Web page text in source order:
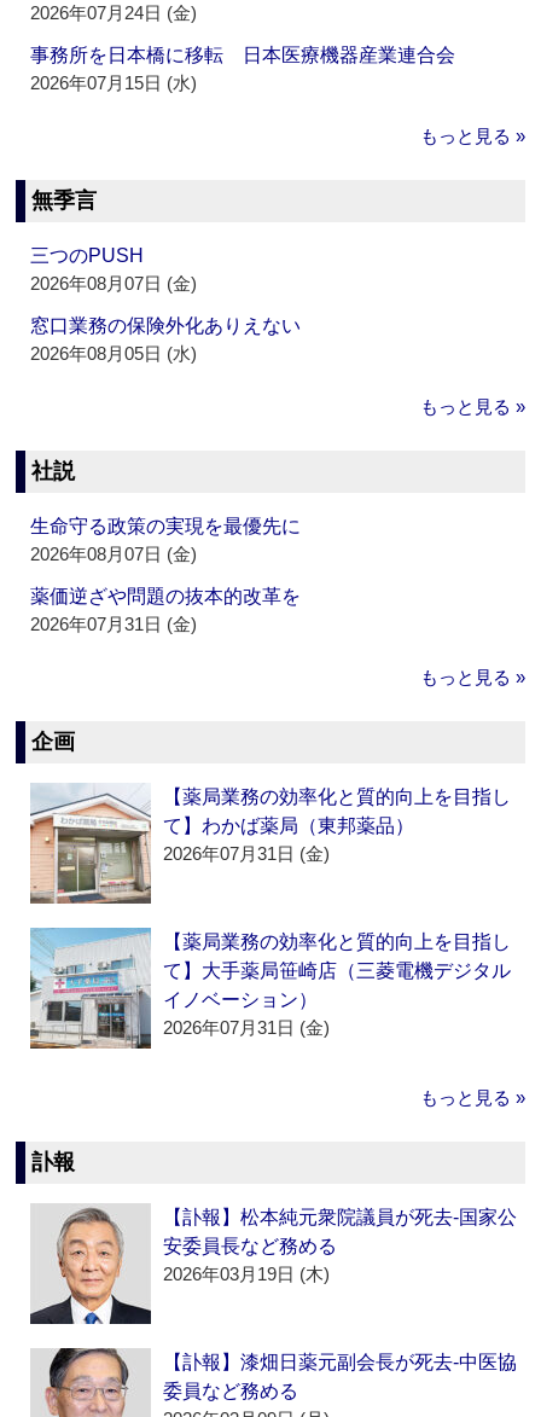
2026年07月24日 (金)
事務所を日本橋に移転 日本医療機器産業連合会
2026年07月15日 (水)
もっと見る »
無季言
三つのPUSH
2026年08月07日 (金)
窓口業務の保険外化ありえない
2026年08月05日 (水)
もっと見る »
社説
生命守る政策の実現を最優先に
2026年08月07日 (金)
薬価逆ざや問題の抜本的改革を
2026年07月31日 (金)
もっと見る »
企画
【薬局業務の効率化と質的向上を目指し
て】わかば薬局（東邦薬品）
2026年07月31日 (金)
【薬局業務の効率化と質的向上を目指し
て】大手薬局笹崎店（三菱電機デジタル
イノベーション）
2026年07月31日 (金)
もっと見る »
訃報
【訃報】松本純元衆院議員が死去‐国家公
安委員長など務める
2026年03月19日 (木)
【訃報】漆畑日薬元副会長が死去‐中医協
委員など務める